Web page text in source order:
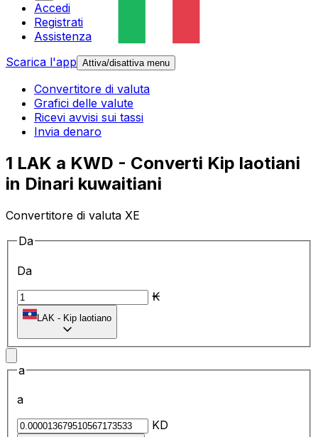
Accedi
Registrati
Assistenza
Scarica l'app Attiva/disattiva menu
Convertitore di valuta
Grafici delle valute
Ricevi avvisi sui tassi
Invia denaro
1 LAK a KWD - Converti Kip laotiani
in Dinari kuwaitiani
Convertitore di valuta XE
Da
Da
₭
LAK - Kip laotiano
a
a
KD